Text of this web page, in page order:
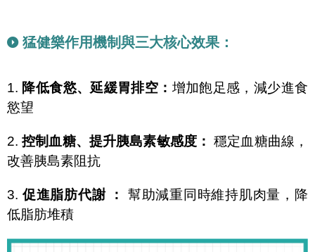
猛健樂作用機制與三大核心效果：
1. 降低食慾、延緩胃排空： 增加飽足感，減少進食
慾望
2.控制血糖、提升胰島素敏感度： 穩定血糖曲線，
改善胰島素阻抗
3. 促進脂肪代謝 ：
幫助減重同時維持肌肉量，降
低脂肪堆積